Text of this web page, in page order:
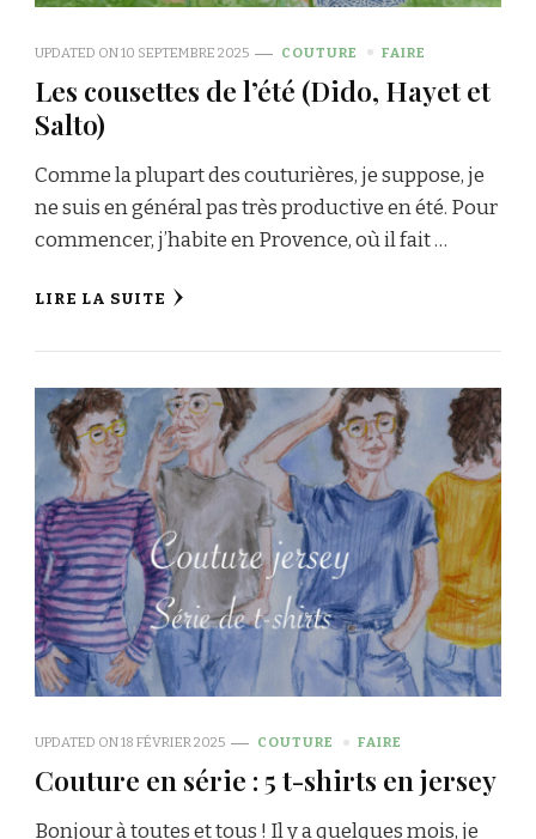
UPDATED ON10 SEPTEMBRE 2025 COUTURE FAIRE
Les cousettes de l’été (Dido, Hayet et
Salto)
Comme la plupart des couturières, je suppose, je
ne suis en général pas très productive en été. Pour
commencer, j’habite en Provence, où il fait …
LIRE LA SUITE
UPDATED ON18 FÉVRIER 2025 COUTURE FAIRE
Couture en série : 5 t-shirts en jersey
Bonjour à toutes et tous ! Il y a quelques mois, je